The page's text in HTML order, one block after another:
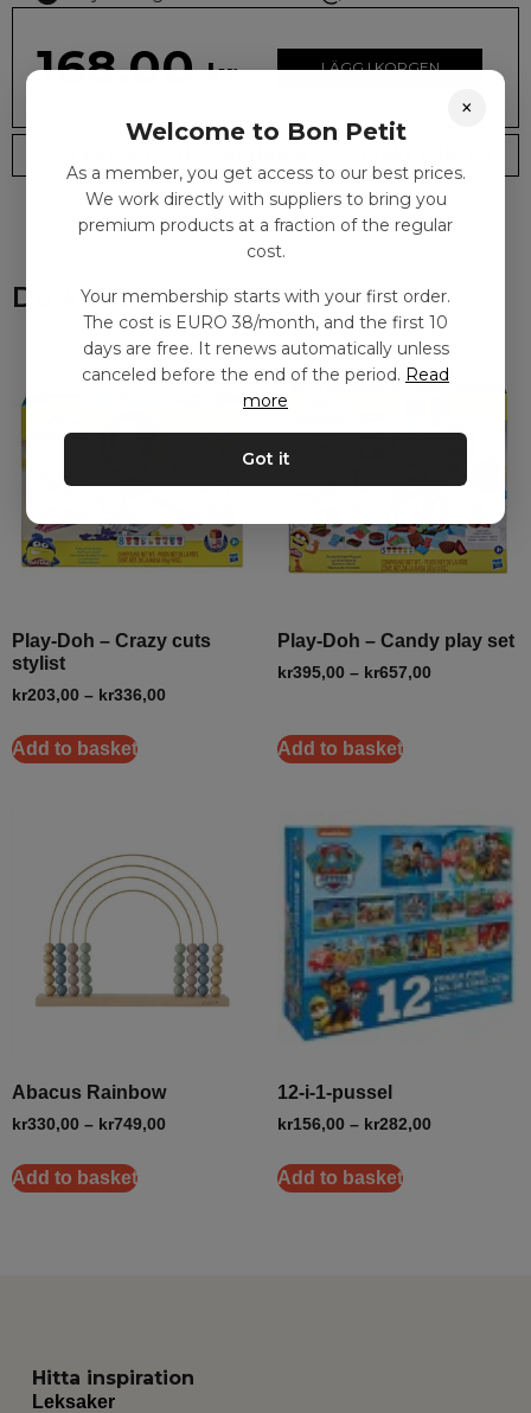
168.00 kr LÄGG I KORGEN
Du kanske också gillar
Play-Doh – Crazy cuts
stylist
kr203,00 – kr336,00
Add to basket
Play-Doh – Candy play set
kr395,00 – kr657,00
Add to basket
Abacus Rainbow
kr330,00 – kr749,00
Add to basket
12-i-1-pussel
kr156,00 – kr282,00
Add to basket
Hitta inspiration
Leksaker
×
Welcome to Bon Petit
As a member, you get access to our best prices.
We work directly with suppliers to bring you
premium products at a fraction of the regular
cost.
Your membership starts with your first order.
The cost is EURO 38/month, and the first 10
days are free. It renews automatically unless
canceled before the end of the period. Read
more
Got it